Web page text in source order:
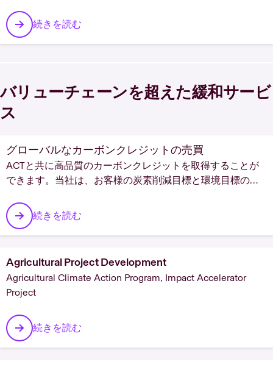
ープ3排出量を削減してください。
続きを読む
バリューチェーンを超えた緩和サービ
ス
グローバルなカーボンクレジットの売買
ACTと共に高品質のカーボンクレジットを取得することが
できます。当社は、お客様の炭素削減目標と環境目標の達
ンスを提供します。
続きを読む
Agricultural Project Development
Agricultural Climate Action Program, Impact Accelerator
Project
続きを読む